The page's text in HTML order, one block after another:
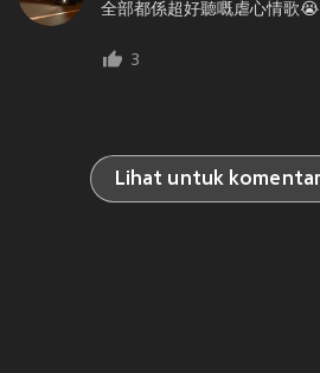
全部都係超好聽嘅虐心情歌😭
3
Lihat untuk